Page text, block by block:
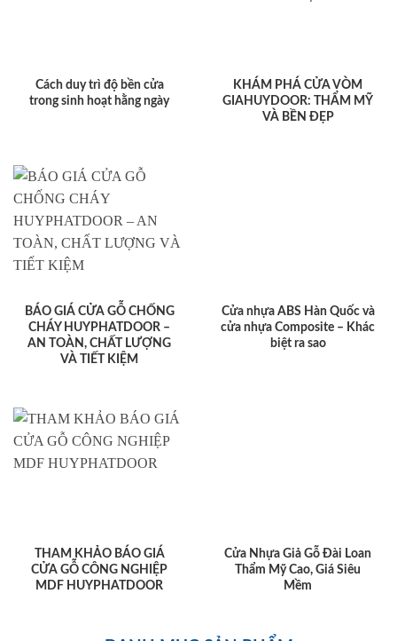
Cách duy trì độ bền cửa
trong sinh hoạt hằng ngày
KHÁM PHÁ CỬA VÒM
GIAHUYDOOR: THẨM MỸ
VÀ BỀN ĐẸP
BÁO GIÁ CỬA GỖ CHỐNG
CHÁY HUYPHATDOOR –
AN TOÀN, CHẤT LƯỢNG
VÀ TIẾT KIỆM
Cửa nhựa ABS Hàn Quốc và
cửa nhựa Composite – Khác
biệt ra sao
THAM KHẢO BÁO GIÁ
CỬA GỖ CÔNG NGHIỆP
MDF HUYPHATDOOR
Cửa Nhựa Giả Gỗ Đài Loan
Thẩm Mỹ Cao, Giá Siêu
Mềm